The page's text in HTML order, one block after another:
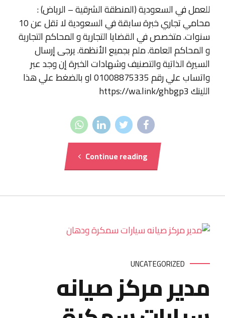
للعمل في السعودية (المنطقة الشرقية – الرياض) :
محامي تجاري خبرة سابقة في السعودية لا تقل عن 10
سنوات. متخصص في القضايا التجارية و المحاكم التجارية
و المحاكم العامة. ملم بجميع الأنظمة. يرجى إرسال
السيرة الذاتية والتصنيف وشهادات الخبرة إن وجد عبر
واتساب علي رقم 01008875335 او بالضغط علي هذا
اللينك https://wa.link/ghbgp3
Continue reading
UNCATEGORIZED
مدير مركز صيانه